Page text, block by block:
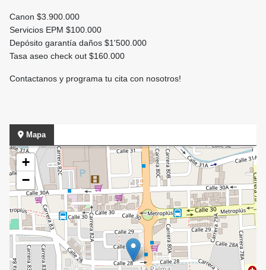
Canon $3.900.000
Servicios EPM $100.000
Depósito garantía daños $1'500.000
Tasa aseo check out $160.000
Contactanos y programa tu cita con nosotros!
Mapa
+
−